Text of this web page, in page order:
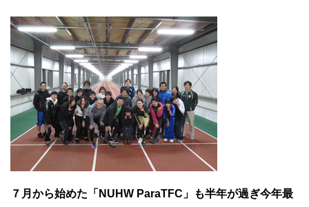
７月から始めた「NUHW ParaTFC」も半年が過ぎ今年最